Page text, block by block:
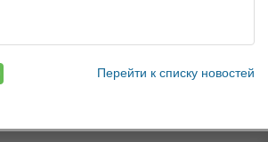
Перейти к списку новостей